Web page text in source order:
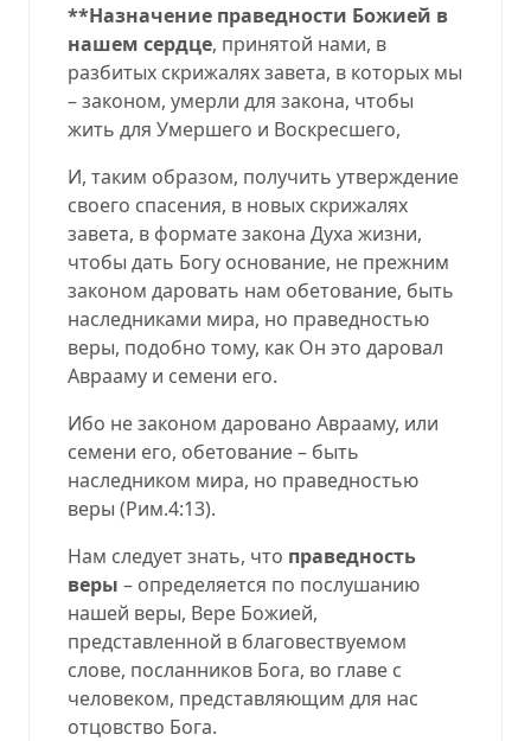
**Назначение праведности Божией в
нашем сердце, принятой нами, в
разбитых скрижалях завета, в которых мы
– законом, умерли для закона, чтобы
жить для Умершего и Воскресшего,
И, таким образом, получить утверждение
своего спасения, в новых скрижалях
завета, в формате закона Духа жизни,
чтобы дать Богу основание, не прежним
законом даровать нам обетование, быть
наследниками мира, но праведностью
веры, подобно тому, как Он это даровал
Аврааму и семени его.
Ибо не законом даровано Аврааму, или
семени его, обетование – быть
наследником мира, но праведностью
веры (Рим.4:13).
Нам следует знать, что праведность
веры – определяется по послушанию
нашей веры, Вере Божией,
представленной в благовествуемом
слове, посланников Бога, во главе с
человеком, представляющим для нас
отцовство Бога.